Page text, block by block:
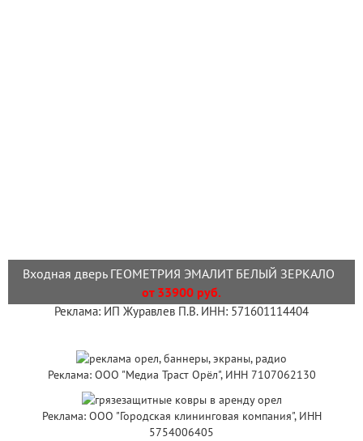
Входная дверь ГЕОМЕТРИЯ ЭМАЛИТ БЕЛЫЙ ЗЕРКАЛО
от 33900 руб.
Реклама: ИП Журавлев П.В. ИНН: 571601114404
Реклама: ООО "Медиа Траст Орёл", ИНН 7107062130
Реклама: ООО "Городская клининговая компания", ИНН
5754006405